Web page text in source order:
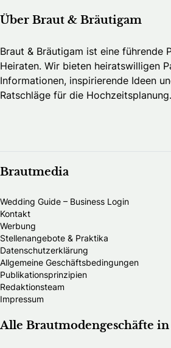
Über Braut & Bräutigam
Braut & Bräutigam ist eine führende
Heiraten. Wir bieten heiratswilligen
Informationen, inspirierende Ideen
Ratschläge für die Hochzeitsplanung.
Brautmedia
Wedding Guide – Business Login
Kontakt
Werbung
Stellenangebote & Praktika
Datenschutzerklärung
Allgemeine Geschäftsbedingungen
Publikationsprinzipien
Redaktionsteam
Impressum
Alle Brautmodengeschäfte